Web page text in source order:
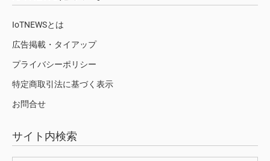
IoTNEWSとは
広告掲載・タイアップ
プライバシーポリシー
特定商取引法に基づく表示
お問合せ
サイト内検索